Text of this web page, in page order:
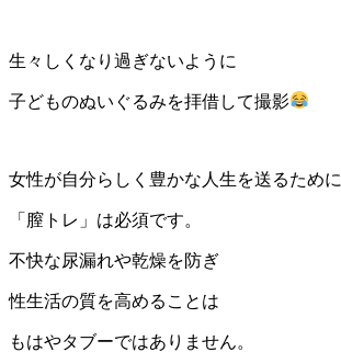
生々しくなり過ぎないように
子どものぬいぐるみを拝借して撮影
女性が自分らしく豊かな人生を送るために
「膣トレ」は必須です。
不快な尿漏れや乾燥を防ぎ
性生活の質を高めることは
もはやタブーではありません。